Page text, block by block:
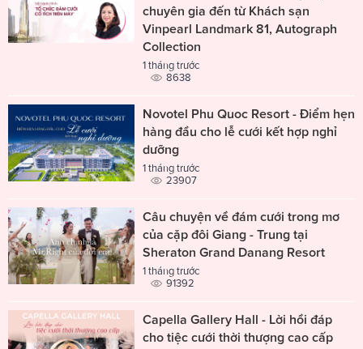
chuyên gia đến từ Khách sạn
Vinpearl Landmark 81, Autograph
Collection
1 tháng trước
8638
Novotel Phu Quoc Resort - Điểm hẹn
hàng đầu cho lễ cưới kết hợp nghỉ
dưỡng
1 tháng trước
23907
Câu chuyện về đám cưới trong mơ
của cặp đôi Giang - Trung tại
Sheraton Grand Danang Resort
1 tháng trước
91392
Capella Gallery Hall - Lời hồi đáp
cho tiệc cưới thời thượng cao cấp